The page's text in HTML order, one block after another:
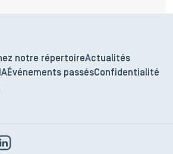
notre répertoireActualités
Événements passésConfidentialité